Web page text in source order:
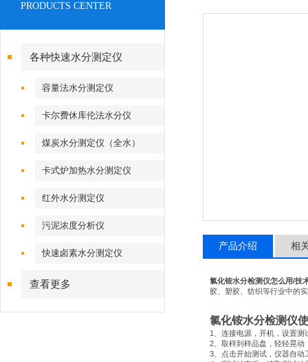
PRODUCTS CENTER
各种快速水分测定仪
容量法水分测定仪
卡尔费休库伦法水分仪
煤炭水分测定仪（全水）
卡式炉加热水分测定仪
红外水分测定仪
污泥浓度分析仪
快速卤素水分测定仪
查看更多
产品介绍 相
氯化铵水分检测仪怎么用/技
胶、塑胶、纺织等行业中的
氯化铵水分检测仪
1
、连接电源，开机，设置测
2 、取样到样品盘，轻轻晃
3 、点击开始测试，仪器自动